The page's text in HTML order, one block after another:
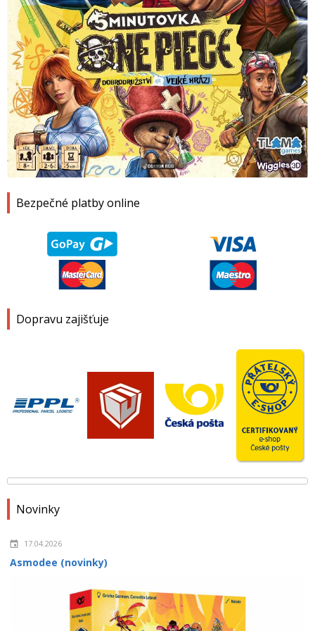
Bezpečné platby online
Dopravu zajišťuje
Novinky
17.04.2026
Asmodee (novinky)